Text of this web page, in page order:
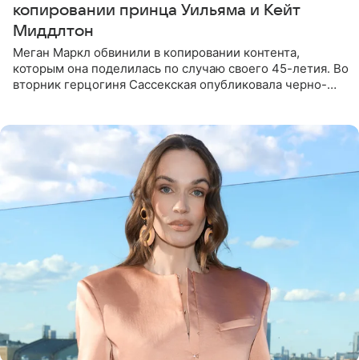
копировании принца Уильяма и Кейт
Миддлтон
Меган Маркл обвинили в копировании контента,
которым она поделилась по случаю своего 45-летия. Во
вторник герцогиня Сассекская опубликовала черно-